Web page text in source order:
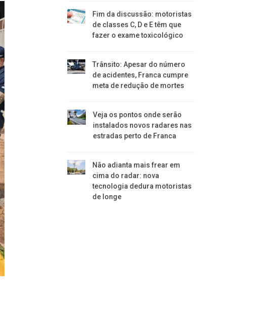
Fim da discussão: motoristas
de classes C, D e E têm que
fazer o exame toxicológico
Trânsito: Apesar do número
de acidentes, Franca cumpre
meta de redução de mortes
Veja os pontos onde serão
instalados novos radares nas
estradas perto de Franca
Não adianta mais frear em
cima do radar: nova
tecnologia dedura motoristas
de longe